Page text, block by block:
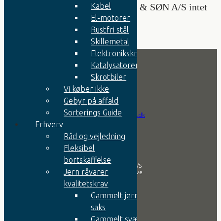
OBS: Vi har hos AA. ESPERSEN & SØN A/S intet
Kontakt
Tlf.:
+45 9752 0666
Email:info@jernesper.dk
Firma
Aa. Espersen & Søn A/S
Svansøvej 2, 7800 Skive
CVR nr.: 42607819
Åbningstider
Kabel
El-motorer
Rustfri stål
Skillemetal
Elektronikskrot
Katalysatorer
Skrotbiler
Vi køber ikke
Gebyr på affald
Sorterings Guide
Erhverv
Råd og vejledning
Fleksibel
bortskaffelse
Jern råvarer
kvalitetskrav
Gammelt jern til
saks
Gammelt svært